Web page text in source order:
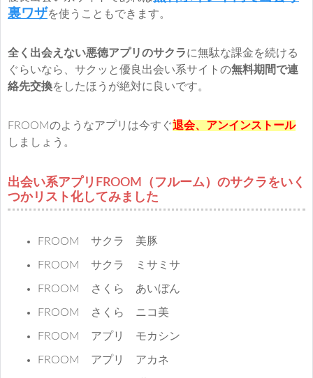
裏ワザを使うこともできます。
全く出会えない悪徳アプリのサクラに無駄な課金を続ける
ぐらいなら、サクッと優良出会い系サイトの無料期間で連
絡先交換をしたほうが絶対に良いです。
FROOMのようなアプリは今すぐ退会、 アンインストール
しましょう。
出会い系アプリFROOM（フルーム）のサクラをいく
つかリスト化してみました
FROOM サクラ 美豚
FROOM サクラ ミサミサ
FROOM さくら あいぼん
FROOM さくら ニコ美
FROOM アプリ モカシン
FROOM アプリ アカネ